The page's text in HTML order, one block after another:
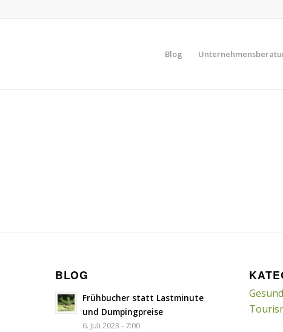
Blog
BLOG
Frühbucher statt Lastminute
und Dumpingpreise
6. Juli 2023 - 7:00